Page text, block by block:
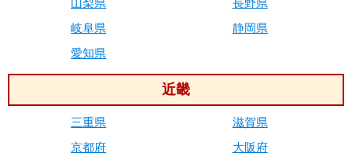
岐阜県
静岡県
愛知県
近畿
三重県
滋賀県
京都府
大阪府